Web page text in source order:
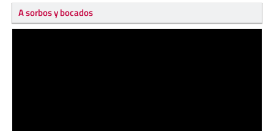
A sorbos y bocados